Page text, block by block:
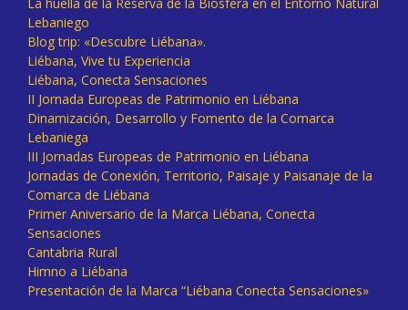
Lebaniego
Blog trip: «Descubre Liébana».
Liébana, Vive tu Experiencia
Liébana, Conecta Sensaciones
II Jornada Europeas de Patrimonio en Liébana
Dinamización, Desarrollo y Fomento de la Comarca
Lebaniega
III Jornadas Europeas de Patrimonio en Liébana
Jornadas de Conexión, Territorio, Paisaje y Paisanaje de la
Comarca de Liébana
Primer Aniversario de la Marca Liébana, Conecta
Sensaciones
Cantabria Rural
Himno a Liébana
Presentación de la Marca “Liébana Conecta Sensaciones»